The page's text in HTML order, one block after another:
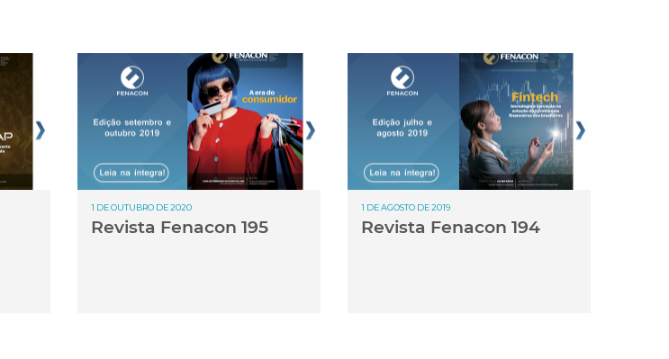
1 DE OUTUBRO DE 2020
Revista Fenacon 195
1 DE AGOSTO DE 2019
Revista Fenacon 194